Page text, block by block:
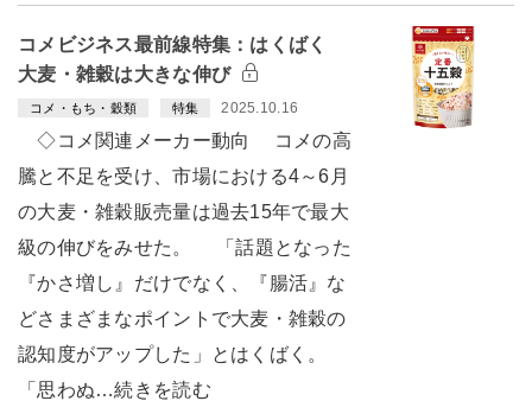
コメビジネス最前線特集：はくばく
大麦・雑穀は大きな伸び
コメ・もち・穀類 特集 2025.10.16
◇コメ関連メーカー動向 コメの高
騰と不足を受け、市場における4～6月
の大麦・雑穀販売量は過去15年で最大
級の伸びをみせた。 「話題となった
『かさ増し』だけでなく、『腸活』な
どさまざまなポイントで大麦・雑穀の
認知度がアップした」とはくばく。
「思わぬ…続きを読む